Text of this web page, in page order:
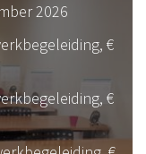
2026
€
€